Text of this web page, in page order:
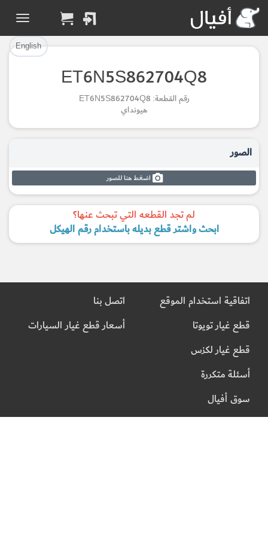
English
ET6N5S862704Q8
رقم القطعة: ET6N5S862704Q8
هيونداي
الصور
اضغط هنا للصور
لم تجد القطعه التي تبحث عنها؟
ابحث واشتر قطع بديله باستخدام رقم الهيكل
تم إضافة القطعة بنجاح.
الرجوع لصفحة البحث
Part Successfully
Selected
Return to Search Page
تم إضافة القطعة للسلة بنجاح.
إتمام عملية الشراء
Part Added to Cart
Checkout
اتفاقية استخدام الموقع
قطع غيار تويوتا
قطع غيار لكزس
أسئلة متكررة
سوق أفيال
اتصل بنا
أسعار قطع غيار السيارات